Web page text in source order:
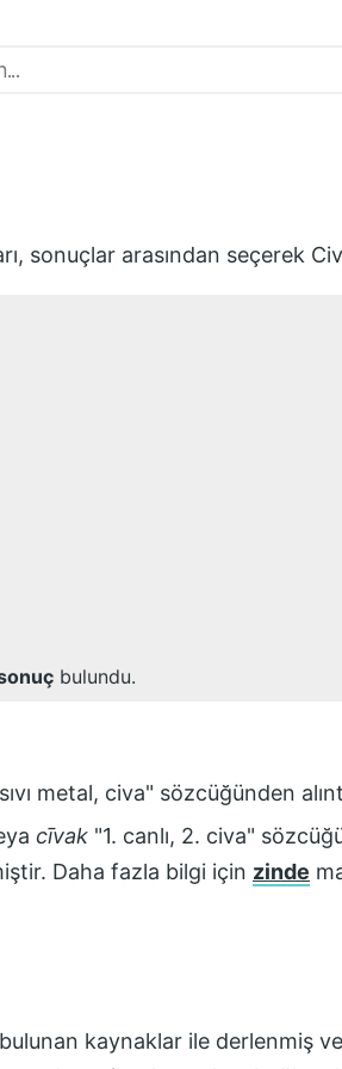
sonuçlar arasından seçerek
bulundu.
metal, civa" sözcüğünden
cīvak "1. canlı, 2. civa"
Daha fazla bilgi için zinde
kaynaklar ile derlenmiş ve